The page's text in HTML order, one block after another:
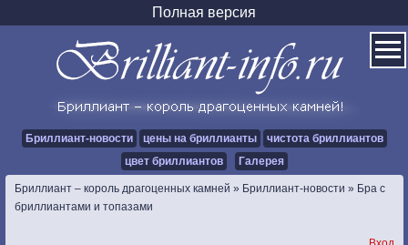
Полная версия
Бриллиант-новости цены на бриллианты
чистота бриллиантов
цвет бриллиантов
Галерея
Бриллиант – король драгоценных камней » Бриллиант-новости » Бра с
бриллиантами и топазами